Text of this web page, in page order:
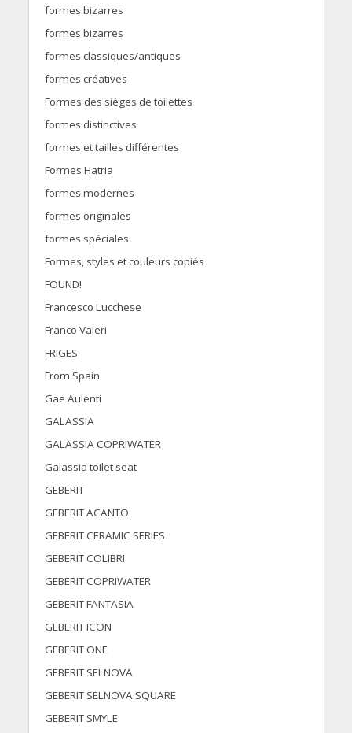
formes bizarres
formes bizarres
formes classiques/antiques
formes créatives
Formes des sièges de toilettes
formes distinctives
formes et tailles différentes
Formes Hatria
formes modernes
formes originales
formes spéciales
Formes, styles et couleurs copiés
FOUND!
Francesco Lucchese
Franco Valeri
FRIGES
From Spain
Gae Aulenti
GALASSIA
GALASSIA COPRIWATER
Galassia toilet seat
GEBERIT
GEBERIT ACANTO
GEBERIT CERAMIC SERIES
GEBERIT COLIBRI
GEBERIT COPRIWATER
GEBERIT FANTASIA
GEBERIT ICON
GEBERIT ONE
GEBERIT SELNOVA
GEBERIT SELNOVA SQUARE
GEBERIT SMYLE